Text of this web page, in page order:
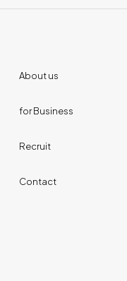
About us
for Business
Recruit
Contact